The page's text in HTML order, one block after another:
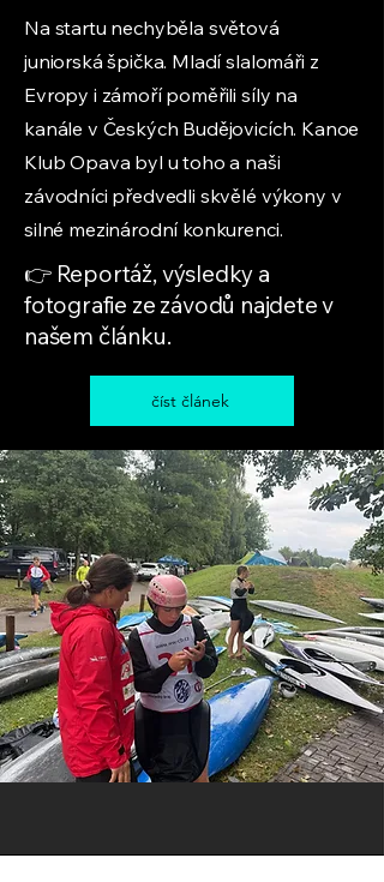
Na startu nechyběla světová
juniorská špička. Mladí slalomáři z
Evropy i zámoří poměřili síly na
kanále v Českých Budějovicích. Kanoe
Klub Opava byl u toho a naši
závodníci předvedli skvělé výkony v
silné mezinárodní konkurenci.
👉 Reportáž, výsledky a
fotografie ze závodů najdete v
našem článku.
číst článek